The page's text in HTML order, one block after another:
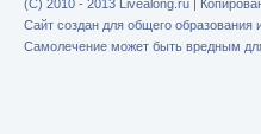
(C) 2010 - 2013 Livealong.ru |
Сайт создан для общего образования
Самолечение может быть вредным